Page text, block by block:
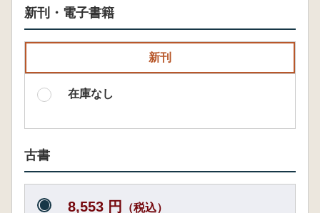
新刊・電子書籍
新刊
在庫なし
古書
8,553 円 （税込）